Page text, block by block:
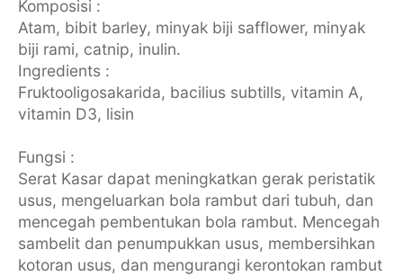
Komposisi :
Atam, bibit barley, minyak biji safflower, minyak
biji rami, catnip, inulin.
Ingredients :
Fruktooligosakarida, bacilius subtills, vitamin A,
vitamin D3, lisin
Fungsi :
Serat Kasar dapat meningkatkan gerak peristatik
usus, mengeluarkan bola rambut dari tubuh, dan
mencegah pembentukan bola rambut. Mencegah
sambelit dan penumpukkan usus, membersihkan
kotoran usus, dan mengurangi kerontokan rambut